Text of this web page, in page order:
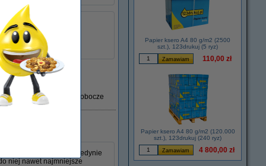
109R00634
046737
Dostawa: 2-3 dni robocze
do kurzu, która jedynie
niej nawet najmniejsze
Papier ksero A4 80 g/m2 (2500
szt.), 123drukuj (5 ryz)
110,00 zł
Papier ksero A4 80 g/m2 (120.000
szt.), 123drukuj (240 ryz)
4 800,00 zł